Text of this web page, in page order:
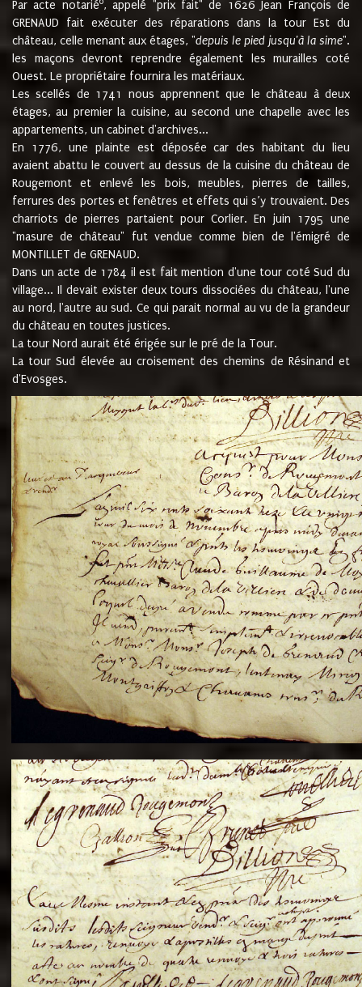
Par acte notarié , appelé "prix fait" de 1626 Jean François de
GRENAUD fait exécuter des réparations dans la tour Est du
château, celle menant aux étages, "depuis le pied jusqu'à la sime".
les maçons devront reprendre également les murailles coté
Ouest. Le propriétaire fournira les matériaux.
Les scellés de 1741 nous apprennent que le château à deux
étages, au premier la cuisine, au second une chapelle avec les
appartements, un cabinet d'archives...
En 1776, une plainte est déposée car des habitant du lieu
avaient abattu le couvert au dessus de la cuisine du château de
Rougemont et enlevé les bois, meubles, pierres de tailles,
ferrures des portes et fenêtres et effets qui s’y trouvaient. Des
charriots de pierres partaient pour Corlier. En juin 1795 une
"masure de château" fut vendue comme bien de l'émigré de
MONTILLET de GRENAUD.
Dans un acte de 1784 il est fait mention d'une tour coté Sud du
village... Il devait exister deux tours dissociées du château, l'une
au nord, l'autre au sud. Ce qui parait normal au vu de la grandeur
du château en toutes justices.
La tour Nord aurait été érigée sur le pré de la Tour.
La tour Sud élevée au croisement des chemins de Résinand et
d'Evosges.